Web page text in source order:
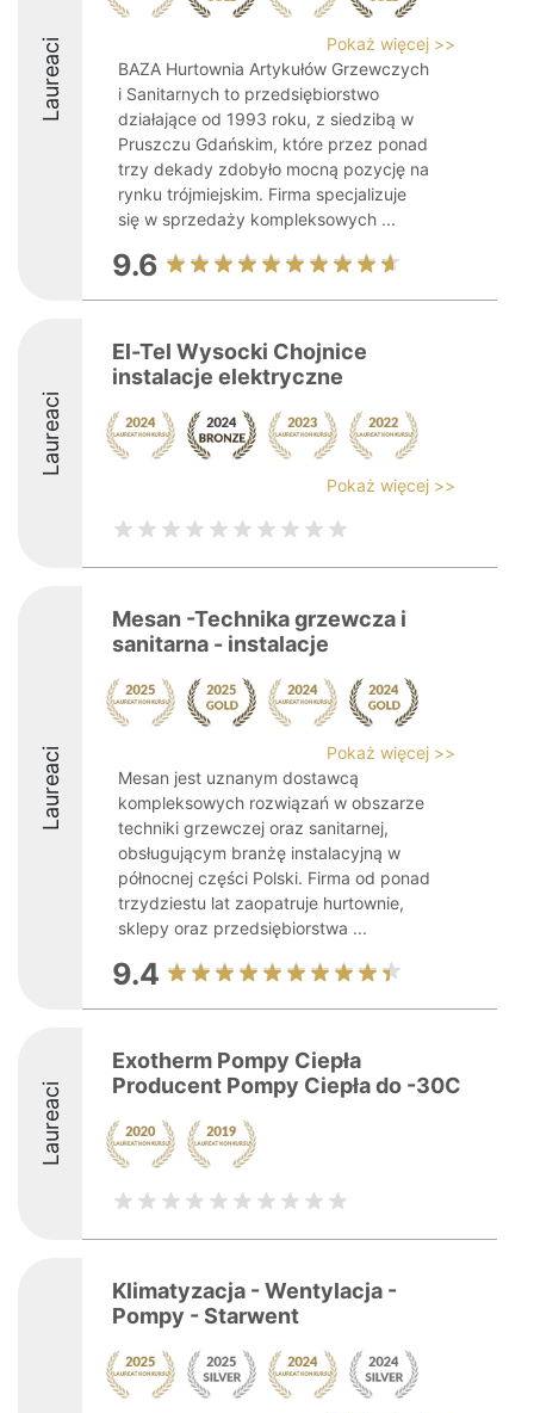
Laureaci
Pokaż więcej >>
BAZA Hurtownia Artykułów Grzewczych
i Sanitarnych to przedsiębiorstwo
działające od 1993 roku, z siedzibą w
Pruszczu Gdańskim, które przez ponad
trzy dekady zdobyło mocną pozycję na
rynku trójmiejskim. Firma specjalizuje
się w sprzedaży kompleksowych ...
9.6
Laureaci
El-Tel Wysocki Chojnice
instalacje elektryczne
Pokaż więcej >>
Laureaci
Mesan -Technika grzewcza i
sanitarna - instalacje
Pokaż więcej >>
Mesan jest uznanym dostawcą
kompleksowych rozwiązań w obszarze
techniki grzewczej oraz sanitarnej,
obsługującym branżę instalacyjną w
północnej części Polski. Firma od ponad
trzydziestu lat zaopatruje hurtownie,
sklepy oraz przedsiębiorstwa ...
9.4
Laureaci
Exotherm Pompy Ciepła
Producent Pompy Ciepła do -30C
Klimatyzacja - Wentylacja -
Pompy - Starwent